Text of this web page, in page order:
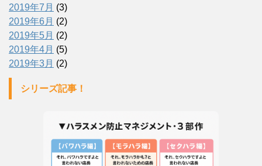
2019年7月 (3)
2019年6月 (2)
2019年5月 (2)
2019年4月 (5)
2019年3月 (2)
シリーズ記事！